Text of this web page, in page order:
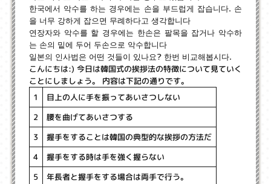
한국에서 악수를 하는 경우에는 손을 부드럽게 잡습니다. 손
을 너무 강하게 잡으면 무례하다고 생각합니다
연장자와 악수를 할 경우에는 한손은 팔목을 잡거나 악수하
는 손의 밑에 두어 두손으로 악수합니다
일본의 인사법은 어떤 것들이 있나요? 한번 비교해봅시다.
こんにちは:) 今日は韓国式の挨拶法の特徴について見ていく
ことにしましょう。 内容は下記の通りです。
1 目上の人に手を振ってあいさつしない
2 腰を曲げてあいさつする
3 握手をすることは韓国の典型的な挨拶の方法だ
4 握手をする時は手を強く握らない
5 年長者と握手をする場合は両手で行う。